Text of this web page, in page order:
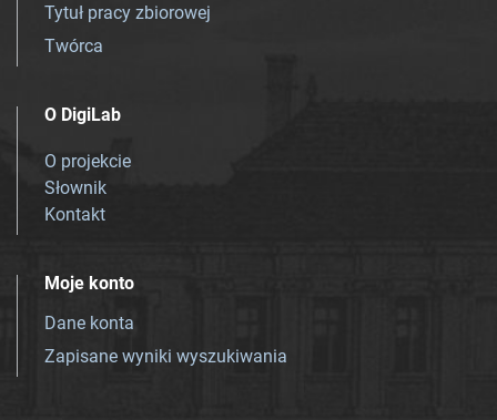
Tytuł pracy zbiorowej
Twórca
O DigiLab
O projekcie
Słownik
Kontakt
Moje konto
Dane konta
Zapisane wyniki wyszukiwania